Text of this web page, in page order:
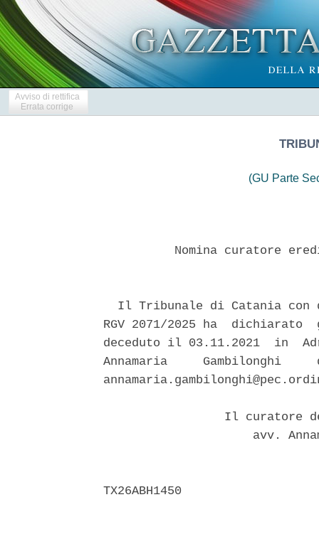
Avviso di rettifica
Errata corrige
(GU Parte
Nomina curatore
Il Tribunale di Catania con
RGV 2071/2025 ha
deceduto il 03.11.2021  in
Annamaria     Gambilonghi
Il curatore
avv.